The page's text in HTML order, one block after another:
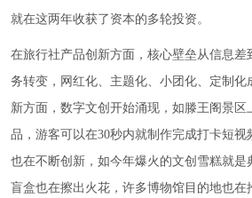
就在这两年收获了资本的多轮投资。
在旅行社产品创新方面，核心壁垒从信息差
务转变，网红化、主题化、小团化、定制化
新方面，数字文创开始涌现，如滕王阁景区
品，游客可以在30秒内就制作完成打卡短
也在不断创新，如今年爆火的文创雪糕就是
盲盒也在擦出火花，许多博物馆目的地也在